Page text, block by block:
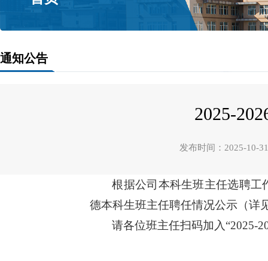
通知公告
2025-
发布时间：2025-
根据公司本科生班主任选聘工
德本科生班主任聘任情况公示（详
请各位班主任扫码加入“2025-